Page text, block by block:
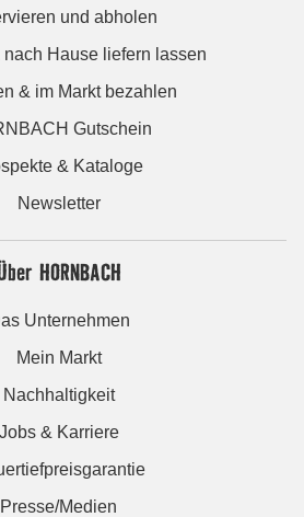
und abholen
nach Hause liefern lassen
& im Markt bezahlen
Gutschein
& Kataloge
Newsletter
HORNBACH
Unternehmen
Mein Markt
Nachhaltigkeit
Jobs & Karriere
Presse/Medien